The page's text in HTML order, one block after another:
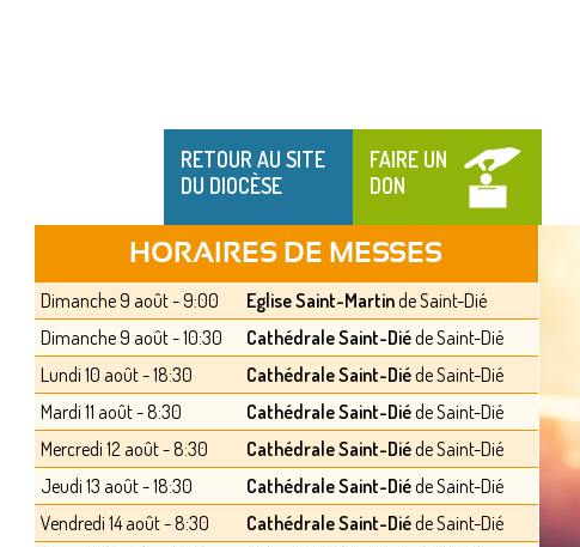
RETOUR AU SITE
DU DIOCÈSE
FAIRE UN
DON
HORAIRES DE MESSES
Dimanche 9 août - 9:00 Eglise Saint-Martinde Saint-Dié
Dimanche 9 août - 10:30
Cathédrale Saint-Diéde Saint-Dié
Lundi 10 août - 18:30
Cathédrale Saint-Diéde Saint-Dié
Mardi 11 août - 8:30
Cathédrale Saint-Diéde Saint-Dié
Mercredi 12 août - 8:30
Cathédrale Saint-Diéde Saint-Dié
Jeudi 13 août - 18:30
Cathédrale Saint-Diéde Saint-Dié
Vendredi 14 août - 8:30
Cathédrale Saint-Diéde Saint-Dié